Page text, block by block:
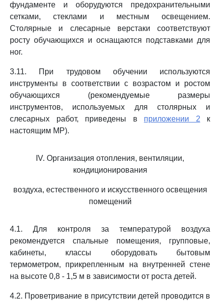
фундаменте и оборудуются предохранительными
сетками, стеклами и местным освещением.
Столярные и слесарные верстаки соответствуют
росту обучающихся и оснащаются подставками для
ног.
3.11. При трудовом обучении используются
инструменты в соответствии с возрастом и ростом
обучающихся (рекомендуемые размеры
инструментов, используемых для столярных и
слесарных работ, приведены в приложении 2 к
настоящим МР).
IV. Организация отопления, вентиляции,
кондиционирования
воздуха, естественного и искусственного освещения
помещений
4.1. Для контроля за температурой воздуха
рекомендуется спальные помещения, групповые,
кабинеты, классы оборудовать бытовым
термометром, прикрепленным на внутренней стене
на высоте 0,8 - 1,5 м в зависимости от роста детей.
4.2. Проветривание в присутствии детей проводится в